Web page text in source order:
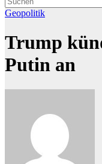
Geopolitik
Trump
Putin an